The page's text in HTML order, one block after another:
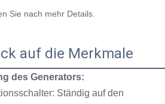
Sie nach mehr Details.
auf die Merkmale
des Generators:
Ständig auf den